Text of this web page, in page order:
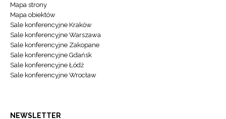
Mapa strony
Mapa obiektów
Sale konferencyjne Kraków
Sale konferencyjne Warszawa
Sale konferencyjne Zakopane
Sale konferencyjne Gdańsk
Sale konferencyjne Łódź
Sale konferencyjne Wrocław
NEWSLETTER